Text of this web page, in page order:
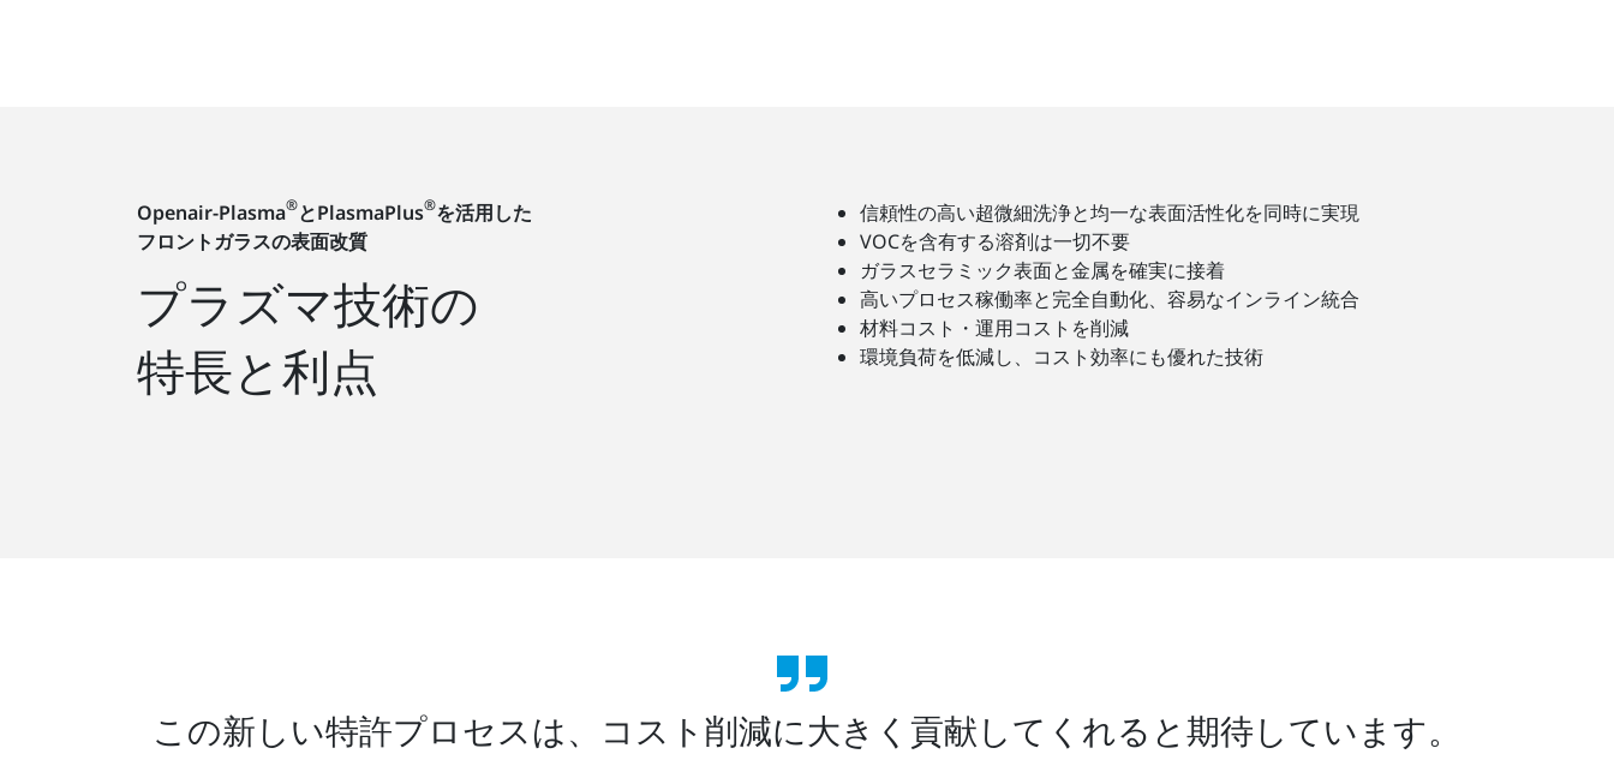
Openair-Plasma®とPlasmaPlus®を活用した
フロントガラスの表面改質
プラズマ技術の
特長と利点
信頼性の高い超微細洗浄と均一な表面活性化を同時に実現
VOCを含有する溶剤は一切不要
ガラスセラミック表面と金属を確実に接着
高いプロセス稼働率と完全自動化、容易なインライン統合
材料コスト・運用コストを削減
環境負荷を低減し、コスト効率にも優れた技術
この新しい特許プロセスは、コスト削減に大きく貢献してくれると期待しています。